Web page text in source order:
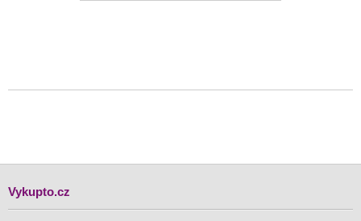
Vykupto.cz